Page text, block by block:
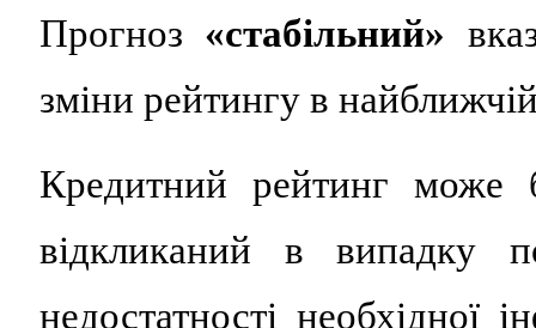
Прогноз «стабільний»
зміни рейтингу в
Кредитний рейтинг може
відкликаний в випадку
недостатності необхідної